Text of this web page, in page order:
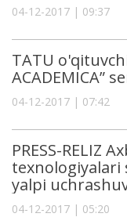
04-12-2017 | 09:37
TATU
ACADEMICA”
04-12-2017 | 07:42
PRЕSS-RЕLIZ
texnologiyalari
yalpi
04-12-2017 | 05:20